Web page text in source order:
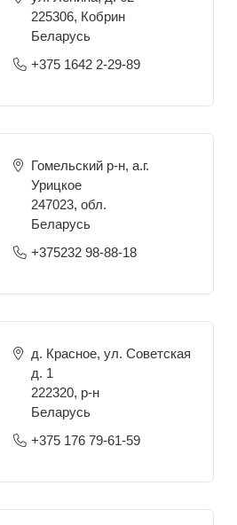
225306, Кобрин
Беларусь
+375 1642 2-29-89
Гомельский р-н, а.г.
Урицкое
247023, обл.
Беларусь
+375232 98-88-18
д. Красное, ул. Советская
д. 1
222320, р-н
Беларусь
+375 176 79-61-59